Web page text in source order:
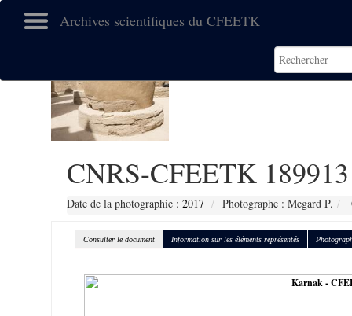
Archives scientifiques du CFEETK
CNRS-CFEETK 189913
Date de la photographie : 2017 Photographe : Megard P.
Consulter le document Information sur les éléments représentés